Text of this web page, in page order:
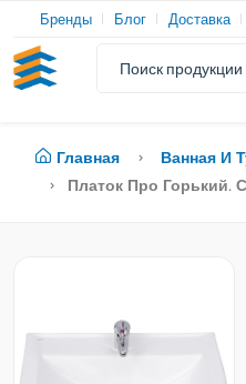
Бренды Блог Доставка
Главная Ванная И
Платок Про Горький.